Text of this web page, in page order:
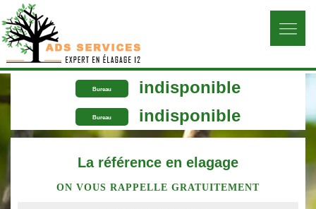
Bureau indisponible
Bureau indisponible
La référence en elagage
ON VOUS RAPPELLE GRATUITEMENT